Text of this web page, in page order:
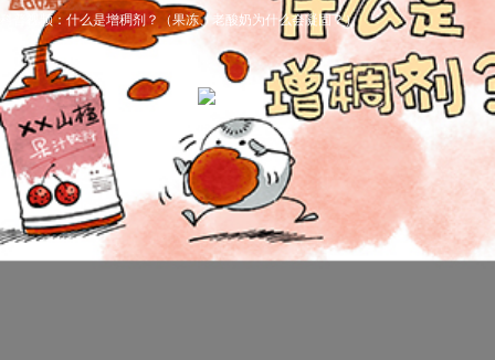
科普视频：什么是增稠剂？（果冻、老酸奶为什么会凝固？）